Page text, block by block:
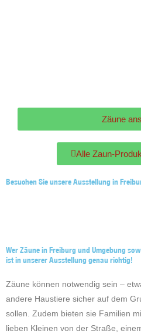
Zäune
Alle Zaun-
Besuchen Sie unsere Ausstellung in
Wer Zäune in Freiburg und Umgebung
ist in unserer Ausstellung genau richtig!
Zäune können notwendig sein –
andere Haustiere sicher auf dem
sollen. Zudem bieten sie Familien
lieben Kleinen von der Straße,